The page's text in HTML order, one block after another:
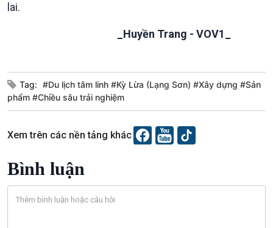
lai.
_Huyền Trang - VOV1_
Tag: #Du lịch tâm linh #Kỳ Lừa (Lạng Sơn) #Xây dựng #Sản
phẩm #Chiều sâu trải nghiệm
Xem trên các nền tảng khác
Bình luận